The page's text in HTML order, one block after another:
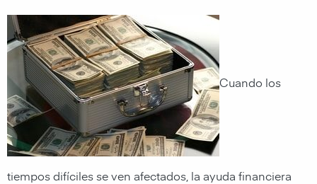
Cuando los
tiempos difíciles se ven afectados, la ayuda financiera